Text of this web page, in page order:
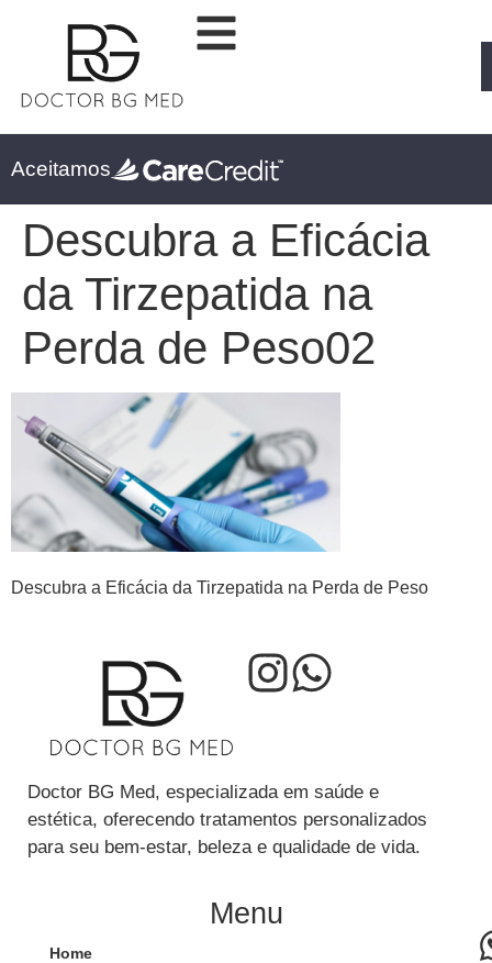
Aceitamos
Descubra a Eficácia
da Tirzepatida na
Perda de Peso02
Descubra a Eficácia da Tirzepatida na Perda de Peso
Doctor BG Med, especializada em saúde e
estética, oferecendo tratamentos personalizados
para seu bem-estar, beleza e qualidade de vida.
Menu
Home